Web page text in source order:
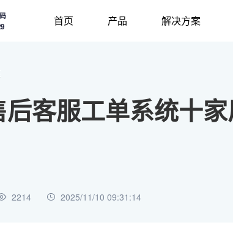
首页 产品 解决方案
客服工单系统十
2214 2025/11/10 09:31:14